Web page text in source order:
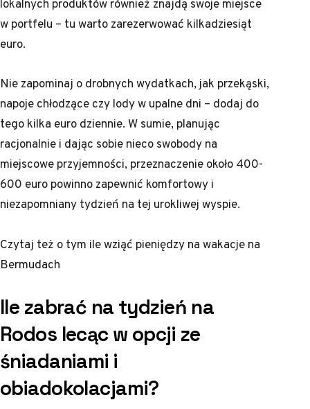
w portfelu – tu warto zarezerwować kilkadziesiąt
euro.
Nie zapominaj o drobnych wydatkach, jak przekąski,
napoje chłodzące czy lody w upalne dni – dodaj do
tego kilka euro dziennie. W sumie, planując
racjonalnie i dając sobie nieco swobody na
miejscowe przyjemności, przeznaczenie około 400-
600 euro powinno zapewnić komfortowy i
niezapomniany tydzień na tej urokliwej wyspie.
Czytaj też o tym ile wziąć pieniędzy na wakacje na
Bermudach
Ile zabrać na tydzień na
Rodos lecąc w opcji ze
śniadaniami i
obiadokolacjami?